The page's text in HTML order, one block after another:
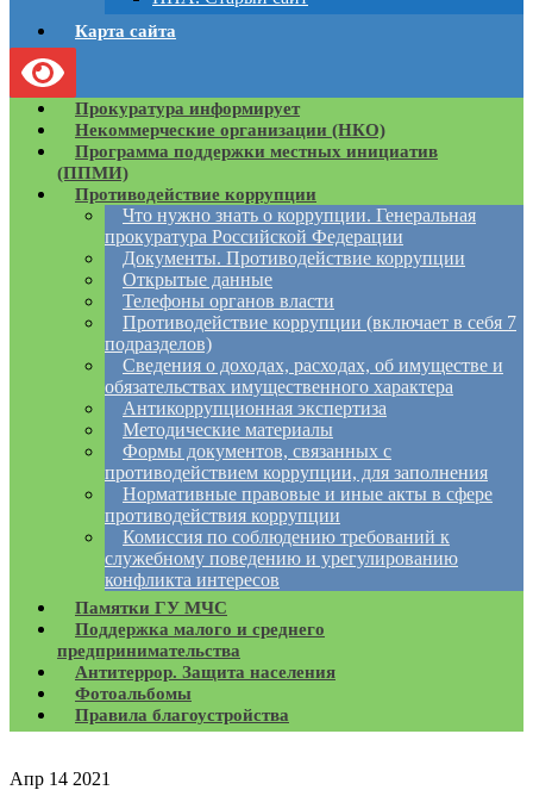
Карта сайта
Прокуратура информирует
Некоммерческие организации (НКО)
Программа поддержки местных инициатив
(ППМИ)
Противодействие коррупции
Что нужно знать о коррупции. Генеральная
прокуратура Российской Федерации
Документы. Противодействие коррупции
Открытые данные
Телефоны органов власти
Противодействие коррупции (включает в себя 7
подразделов)
Сведения о доходах, расходах, об имуществе и
обязательствах имущественного характера
Антикоррупционная экспертиза
Методические материалы
Формы документов, связанных с
противодействием коррупции, для заполнения
Нормативные правовые и иные акты в сфере
противодействия коррупции
Комиссия по соблюдению требований к
служебному поведению и урегулированию
конфликта интересов
Памятки ГУ МЧС
Поддержка малого и среднего
предпринимательства
Антитеррор. Защита населения
Фотоальбомы
Правила благоустройства
Апр 14 2021